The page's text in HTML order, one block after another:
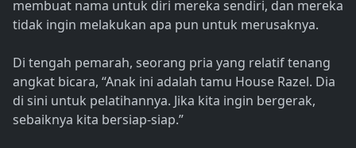
membuat nama untuk diri mereka sendiri, dan mereka
tidak ingin melakukan apa pun untuk merusaknya.
Di tengah pemarah, seorang pria yang relatif tenang
angkat bicara, “Anak ini adalah tamu House Razel. Dia
di sini untuk pelatihannya. Jika kita ingin bergerak,
sebaiknya kita bersiap-siap.”